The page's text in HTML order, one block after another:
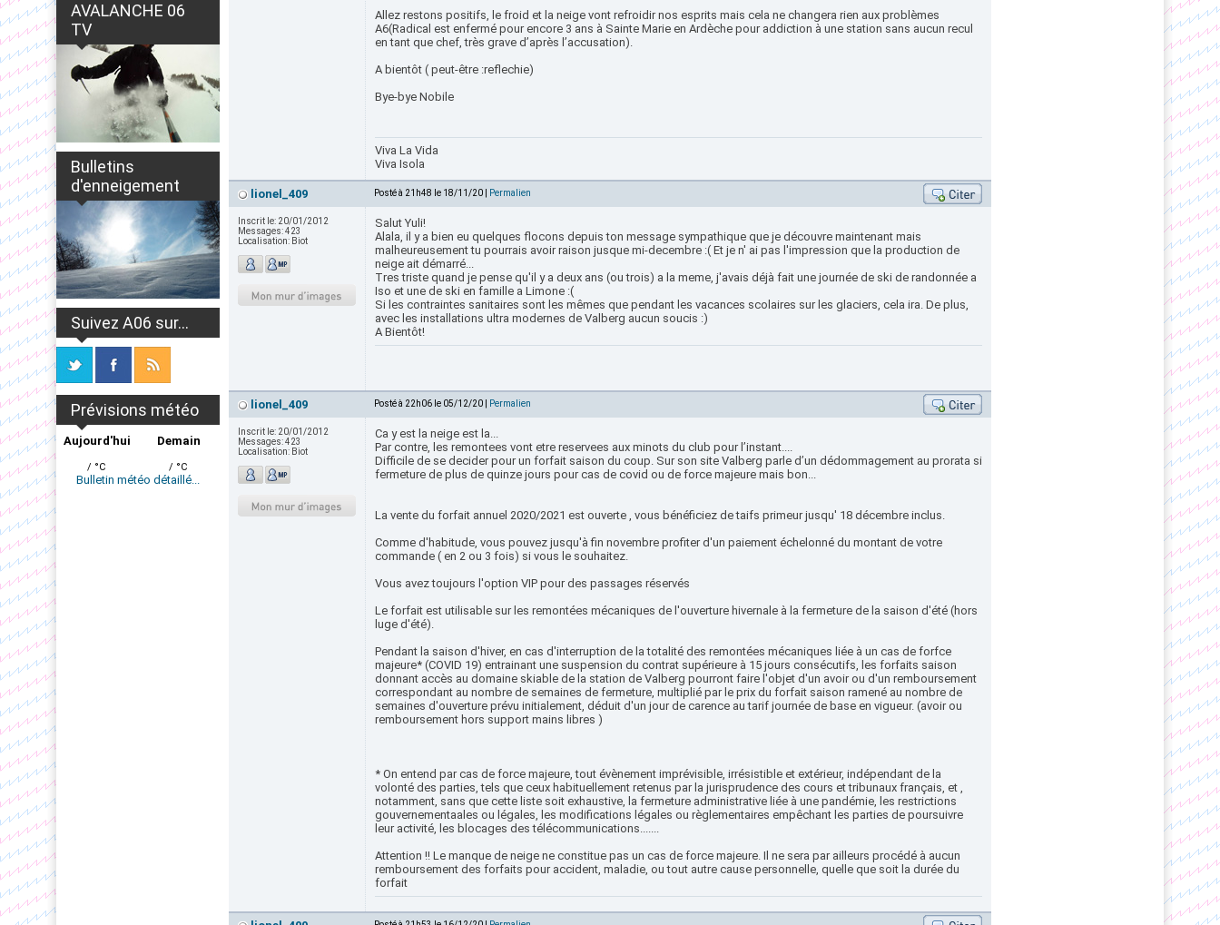
AVALANCHE 06
TV
Bulletins
d'enneigement
Suivez A06 sur...
Prévisions météo
Aujourd'hui
/ °C
Demain
/ °C
Bulletin météo détaillé...
Allez restons positifs, le froid et la neige vont refroidir nos esprits mais cela ne changera rien aux problèmes
A6(Radical est enfermé pour encore 3 ans à Sainte Marie en Ardèche pour addiction à une station sans aucun recul
en tant que chef, très grave d’après l’accusation).
A bientôt ( peut-être :reflechie)
Bye-bye Nobile
Viva La Vida
Viva Isola
lionel_409 Posté à 21h48 le 18/11/20 | Permalien
Inscrit le: 20/01/2012
Messages:423
Localisation: Biot
Salut Yuli!
Alala, il y a bien eu quelques flocons depuis ton message sympathique que je découvre maintenant mais
malheureusement tu pourrais avoir raison jusque mi-decembre :( Et je n' ai pas l'impression que la production de
neige ait démarré...
Tres triste quand je pense qu'il y a deux ans (ou trois) a la meme, j'avais déjà fait une journée de ski de randonnée a
Iso et une de ski en famille a Limone :(
Si les contraintes sanitaires sont les mêmes que pendant les vacances scolaires sur les glaciers, cela ira. De plus,
avec les installations ultra modernes de Valberg aucun soucis :)
A Bientôt!
lionel_409 Posté à 22h06 le 05/12/20 | Permalien
Inscrit le: 20/01/2012
Messages:423
Localisation: Biot
Ca y est la neige est la...
Par contre, les remontees vont etre reservees aux minots du club pour l’instant....
Difficile de se decider pour un forfait saison du coup. Sur son site Valberg parle d’un dédommagement au prorata si
fermeture de plus de quinze jours pour cas de covid ou de force majeure mais bon...
La vente du forfait annuel 2020/2021 est ouverte , vous bénéficiez de taifs primeur jusqu' 18 décembre inclus.
Comme d'habitude, vous pouvez jusqu'à fin novembre profiter d'un paiement échelonné du montant de votre
commande ( en 2 ou 3 fois) si vous le souhaitez.
Vous avez toujours l'option VIP pour des passages réservés
Le forfait est utilisable sur les remontées mécaniques de l'ouverture hivernale à la fermeture de la saison d'été (hors
luge d'été).
Pendant la saison d'hiver, en cas d'interruption de la totalité des remontées mécaniques liée à un cas de forfce
majeure* (COVID 19) entrainant une suspension du contrat supérieure à 15 jours consécutifs, les forfaits saison
donnant accès au domaine skiable de la station de Valberg pourront faire l'objet d'un avoir ou d'un remboursement
correspondant au nombre de semaines de fermeture, multiplié par le prix du forfait saison ramené au nombre de
semaines d'ouverture prévu initialement, déduit d'un jour de carence au tarif journée de base en vigueur. (avoir ou
remboursement hors support mains libres )
* On entend par cas de force majeure, tout évènement imprévisible, irrésistible et extérieur, indépendant de la
volonté des parties, tels que ceux habituellement retenus par la jurisprudence des cours et tribunaux français, et ,
notamment, sans que cette liste soit exhaustive, la fermeture administrative liée à une pandémie, les restrictions
gouvernementaales ou légales, les modifications légales ou règlementaires empêchant les parties de poursuivre
leur activité, les blocages des télécommunications.......
Attention !! Le manque de neige ne constitue pas un cas de force majeure. Il ne sera par ailleurs procédé à aucun
remboursement des forfaits pour accident, maladie, ou tout autre cause personnelle, quelle que soit la durée du
forfait